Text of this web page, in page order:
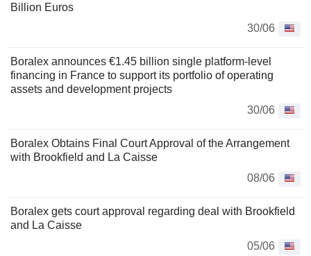
Billion Euros
30/06
Boralex announces €1.45 billion single platform-level
financing in France to support its portfolio of operating
assets and development projects
30/06
Boralex Obtains Final Court Approval of the Arrangement
with Brookfield and La Caisse
08/06
Boralex gets court approval regarding deal with Brookfield
and La Caisse
05/06